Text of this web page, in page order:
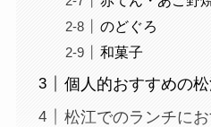
のどぐろ
和菓子
個人的おすすめの
松江でのランチに